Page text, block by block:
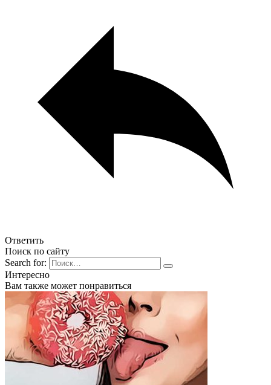
Ответить
Поиск по сайту
Search for:
Интересно
Вам также может понравиться